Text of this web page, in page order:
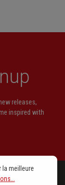
releases,
inspired with
la meilleure